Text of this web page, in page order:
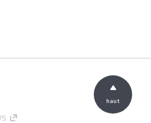
haut